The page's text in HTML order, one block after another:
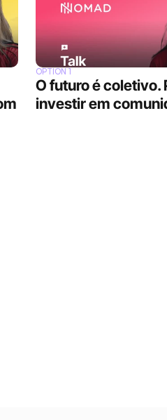
OPTION 1
O futuro é coletivo.
investir em